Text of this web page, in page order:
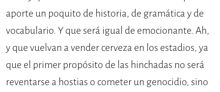
aporte un poquito de historia, de gramática y de
vocabulario. Y que será igual de emocionante. Ah,
y que vuelvan a vender cerveza en los estadios, ya
que el primer propósito de las hinchadas no será
reventarse a hostias o cometer un genocidio, sino